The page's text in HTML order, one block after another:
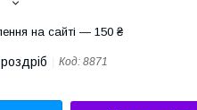
на сайті — 150 ₴
Код: 8871